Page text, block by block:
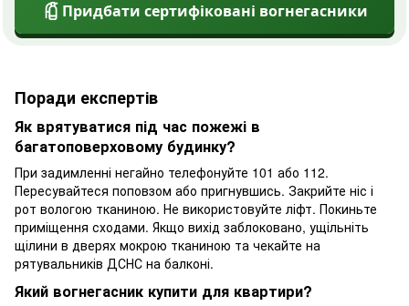
Придбати сертифіковані вогнегасники
Поради експертів
Як врятуватися під час пожежі в
багатоповерховому будинку?
При задимленні негайно телефонуйте 101 або 112.
Пересувайтеся поповзом або пригнувшись. Закрийте ніс і
рот вологою тканиною. Не використовуйте ліфт. Покиньте
приміщення сходами. Якщо вихід заблоковано, ущільніть
щілини в дверях мокрою тканиною та чекайте на
рятувальників ДСНС на балконі.
Який вогнегасник купити для квартири?